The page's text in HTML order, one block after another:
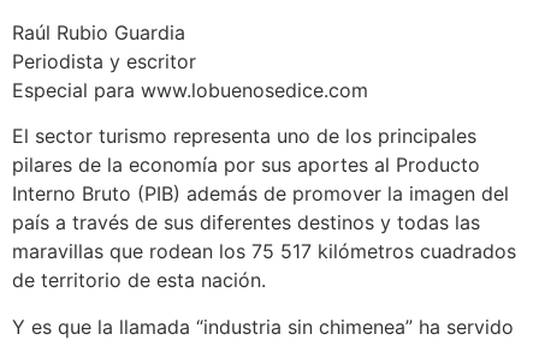
Raúl Rubio Guardia
Periodista y escritor
Especial para www.lobuenosedice.com
El sector turismo representa uno de los principales
pilares de la economía por sus aportes al Producto
Interno Bruto (PIB) además de promover la imagen del
país a través de sus diferentes destinos y todas las
maravillas que rodean los 75 517 kilómetros cuadrados
de territorio de esta nación.
Y es que la llamada “industria sin chimenea” ha servido